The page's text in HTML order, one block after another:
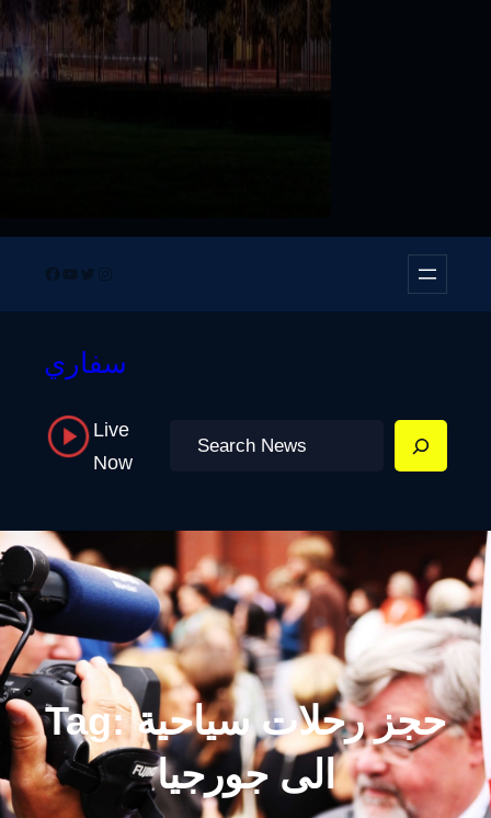
Facebook
YouTube
TwitterInstagram
سفاري
Live
Now
Search
Tag:حجز رحلات سياحية
الى جورجيا